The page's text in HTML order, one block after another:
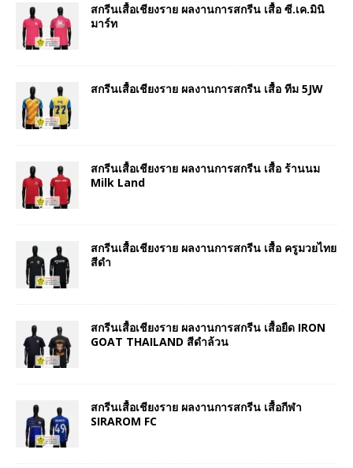
สกรีนเสื้อเชียงราย ผลงานการสกรีน เสื้อ ซี.เค.มินิ
มาร์ท
สกรีนเสื้อเชียงราย ผลงานการสกรีน เสื้อ ทีม 5JW
สกรีนเสื้อเชียงราย ผลงานการสกรีน เสื้อ ร้านนม
Milk Land
สกรีนเสื้อเชียงราย ผลงานการสกรีน เสื้อ ครูมวยไทย
สีดำ
สกรีนเสื้อเชียงราย ผลงานการสกรีน เสื้อยืด IRON
GOAT THAILAND สีดำล้วน
สกรีนเสื้อเชียงราย ผลงานการสกรีน เสื้อกีฬา
SIRAROM FC